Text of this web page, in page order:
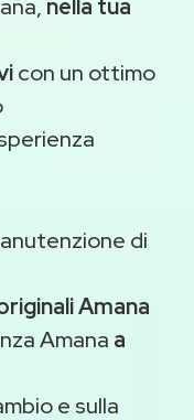
nella tua
con un ottimo
di
Amana
Amana a
e sulla